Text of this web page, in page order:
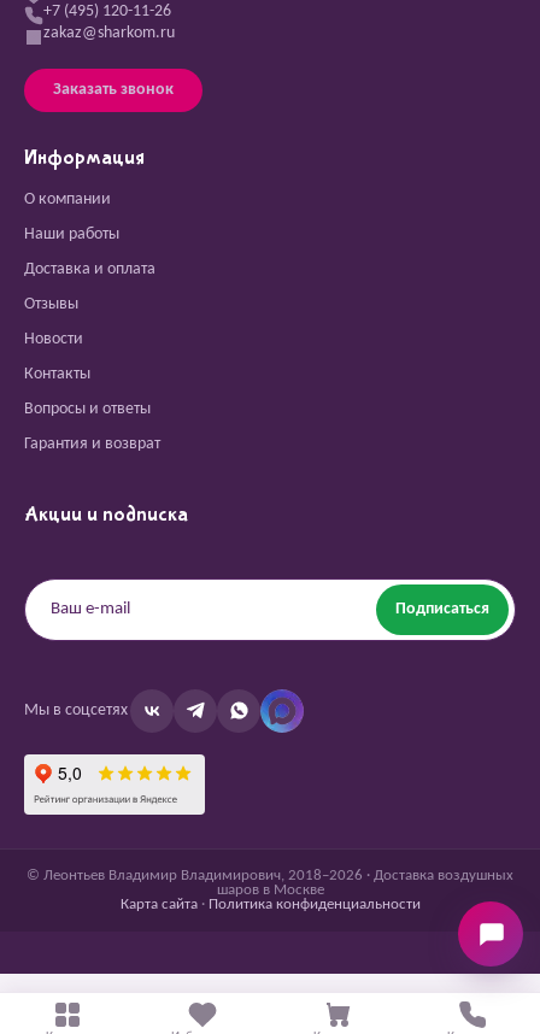
+7 (495) 120-11-26
zakaz@sharkom.ru
Заказать звонок
Информация
О компании
Наши работы
Доставка и оплата
Отзывы
Новости
Контакты
Вопросы и ответы
Гарантия и возврат
Акции и подписка
Подписаться
Мы в соцсетях
© Леонтьев Владимир Владимирович, 2018–2026 · Доставка воздушных
шаров в Москве
Карта сайта· Политика конфиденциальности